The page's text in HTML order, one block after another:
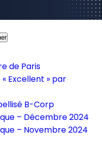
de Paris
Excellent » par
B-Corp
– Décembre 2024
– Novembre 2024